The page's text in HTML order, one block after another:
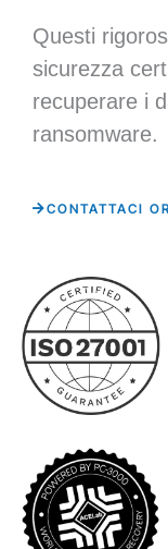
Questi
sicurezza
recuperare i
ransomware.
CONTATTACI